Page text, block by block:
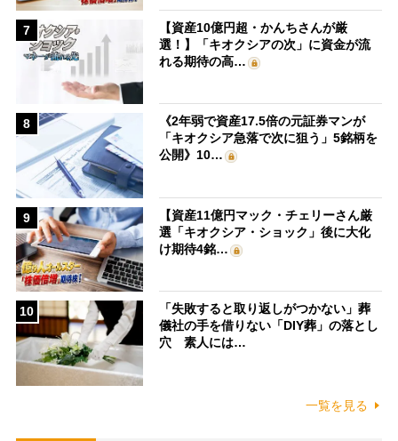
7
【資産10億円超・かんちさんが厳
選！】「キオクシアの次」に資金が流
れる期待の高…
8
《2年弱で資産17.5倍の元証券マンが
「キオクシア急落で次に狙う」5銘柄を
公開》10…
9
【資産11億円マック・チェリーさん厳
選「キオクシア・ショック」後に大化
け期待4銘…
10
「失敗すると取り返しがつかない」葬
儀社の手を借りない「DIY葬」の落とし
穴 素人には…
一覧を見る